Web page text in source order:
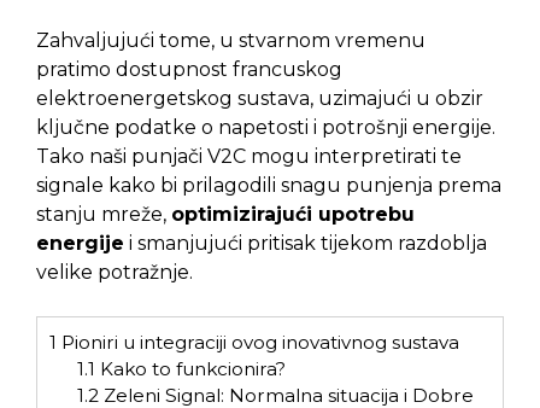
Zahvaljujući tome, u stvarnom vremenu
pratimo dostupnost francuskog
elektroenergetskog sustava, uzimajući u obzir
ključne podatke o napetosti i potrošnji energije.
Tako naši punjači V2C mogu interpretirati te
signale kako bi prilagodili snagu punjenja prema
stanju mreže, optimizirajući upotrebu
energije i smanjujući pritisak tijekom razdoblja
velike potražnje.
1 Pioniri u integraciji ovog inovativnog sustava
1.1 Kako to funkcionira?
1.2Zeleni Signal: Normalna situacija i Dobre